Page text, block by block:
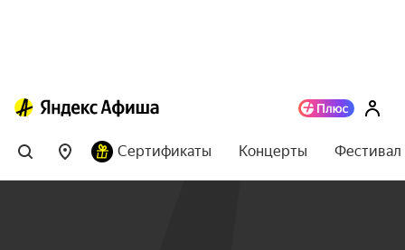
Сертификаты Концерты